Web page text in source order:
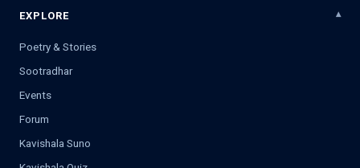
EXPLORE
Poetry & Stories
Sootradhar
Events
Forum
Kavishala Suno